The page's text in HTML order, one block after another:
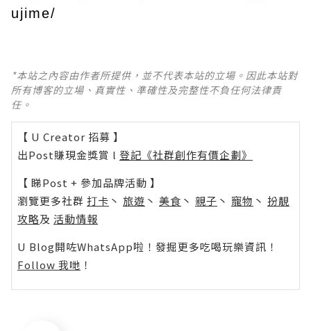
ujime/
*本站之內容由作者所提供，並不代表本站的立場。因此本站對
所有博客的立場、真實性、準確性及完整性不負任何法律責
任。
【 U Creator 招募 】
出Post賺現金獎賞 l 登記《社群創作有價企劃》
【 睇Post + 參加品牌活動 】
瀏覽更多社群 打卡 丶 旅遊 丶 美食 丶 親子 丶 寵物 丶 扮靚
攻略及 活動情報
U Blog開咗WhatsApp啦！發掘更多吃喝玩樂資訊！
Follow 我哋 ！